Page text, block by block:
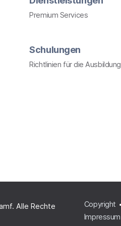
Premium Services
Schulungen
Richtlinien für die Ausbildung
Alle Rechte
Copyright
Impressum